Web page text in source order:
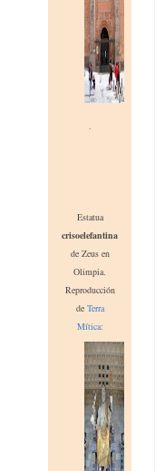
.
Estatua
crisoelefantina
de Zeus en
Olimpia.
Reproducción
de Terra
Mítica: